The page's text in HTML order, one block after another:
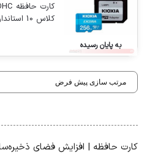
به پایان رسیده
کارت حافظه | افزایش فضای